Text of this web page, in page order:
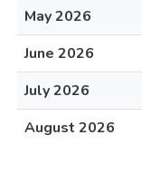
May 2026
June 2026
July 2026
August 2026